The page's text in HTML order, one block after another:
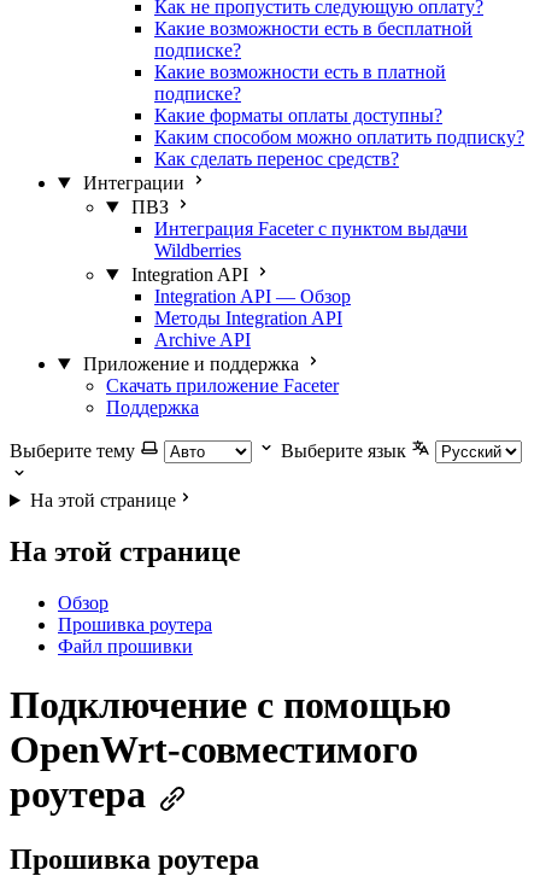
Как не пропустить следующую оплату?
Какие возможности есть в бесплатной
подписке?
Какие возможности есть в платной
подписке?
Какие форматы оплаты доступны?
Каким способом можно оплатить подписку?
Как сделать перенос средств?
Интеграции
ПВЗ
Интеграция Faceter с пунктом выдачи
Wildberries
Integration API
Integration API — Обзор
Методы Integration API
Archive API
Приложение и поддержка
Скачать приложение Faceter
Поддержка
Выберите тему Выберите язык
На этой странице
На этой странице
Обзор
Прошивка роутера
Файл прошивки
Подключение с помощью
OpenWrt-совместимого
роутера
Прошивка роутера